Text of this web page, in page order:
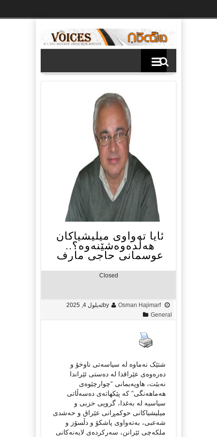
ئایا تەواوی میلیشیاکان
هەڵدەوەشێنەوە؟..
عوسمانی حاجی مارف
Closed
by Osman Hajimarf
ئه‌یلول 4, 2025
General
شتێک نەماوە لە سیاسەتی ناوخۆ و
دەرەوەی عێراقدا لە دەستی ئێراندا
نەبێت، هاوپەیمانی “چوارچێوەی
هەماهەنگی” کە پێکهاتەی دەسەڵاتی
سیاسیە لە بەغدا، گروپی حزبی و
میلیشیاکانی حوکمڕانی عێراق و حەشدی
شەعبی، بەتەواوی پاشکۆ و دڵسۆز و
ملکەچی ئێرانن، سەرکردەی لایەنەکانی